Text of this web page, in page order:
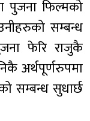
पुजना फिल्मको
सम्बन्ध
फेरि राजुकै
अर्थपूर्णरुपमा
सम्बन्ध सुधार्छ